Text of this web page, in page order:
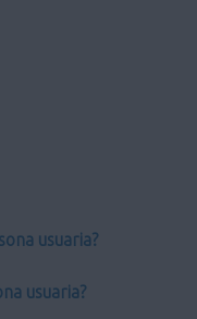
usuaria?
usuaria?